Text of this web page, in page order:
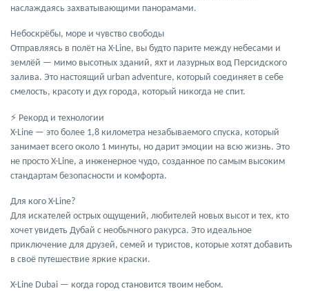
наслаждаясь захватывающими панорамами.
Небоскрёбы, море и чувство свободы
Отправляясь в полёт на X-Line, вы будто парите между небесами и
землёй — мимо высотных зданий, яхт и лазурных вод Персидского
залива. Это настоящий urban adventure, который соединяет в себе
смелость, красоту и дух города, который никогда не спит.
⚡ Рекорд и технологии
X-Line — это более 1,8 километра незабываемого спуска, который
занимает всего около 1 минуты, но дарит эмоции на всю жизнь. Это
не просто X-Line, а инженерное чудо, созданное по самым высоким
стандартам безопасности и комфорта.
Для кого X-Line?
Для искателей острых ощущений, любителей новых высот и тех, кто
хочет увидеть Дубай с необычного ракурса. Это идеальное
приключение для друзей, семей и туристов, которые хотят добавить
в своё путешествие яркие краски.
X-Line Dubai — когда город становится твоим небом.